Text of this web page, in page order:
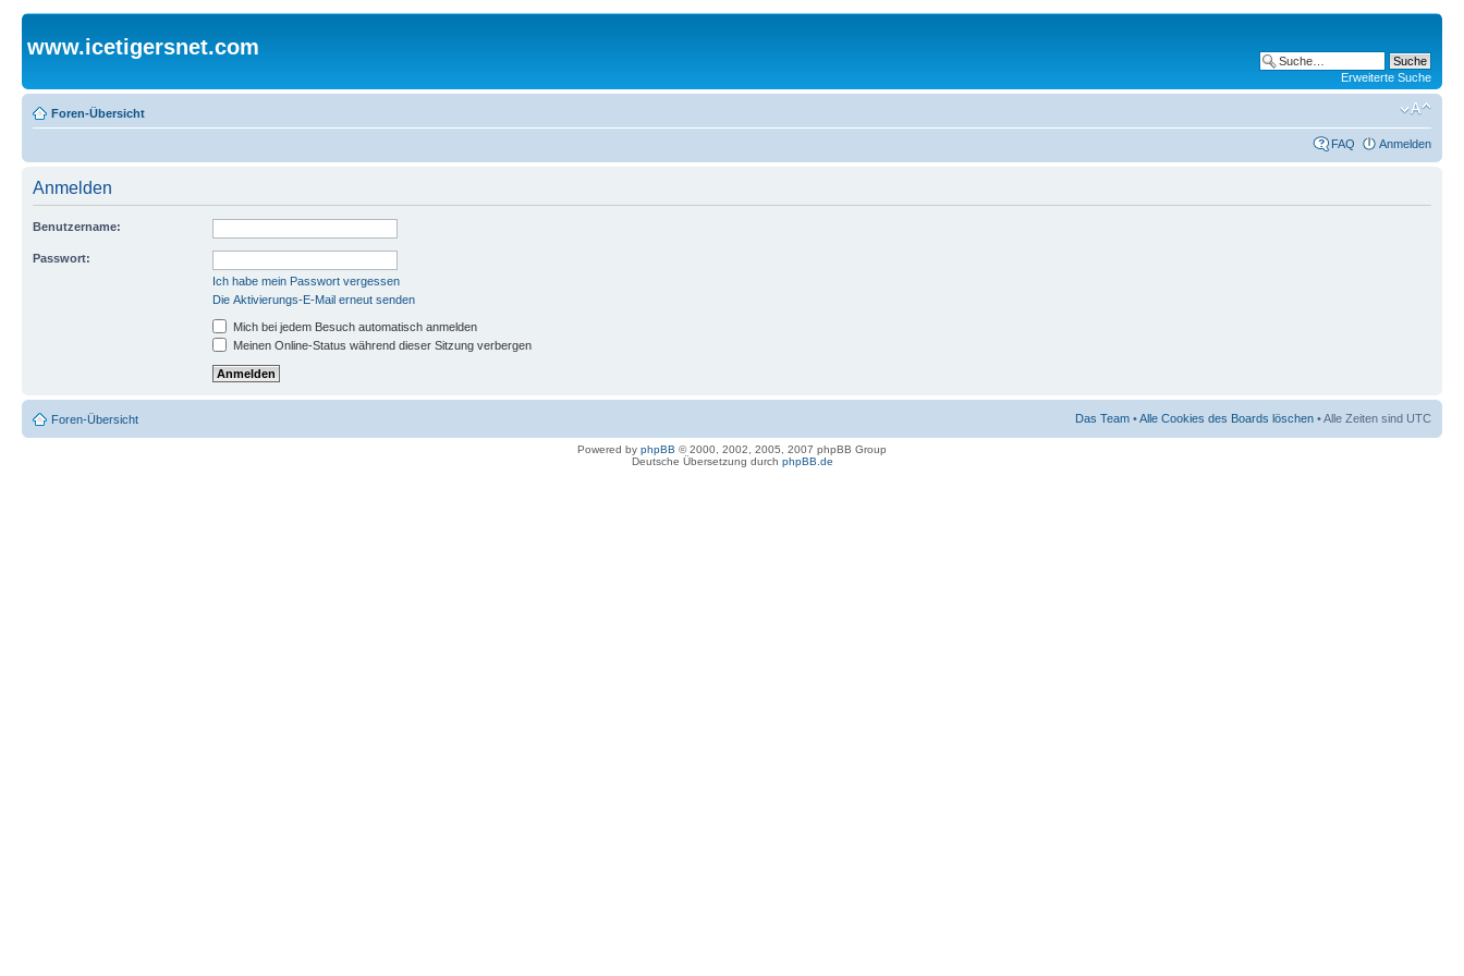
www.icetigersnet.com
Erweiterte Suche
Foren-Übersicht
FAQ Anmelden
Anmelden
Benutzername:
Passwort:
Ich habe mein Passwort vergessen
Die Aktivierungs-E-Mail erneut senden
Mich bei jedem Besuch automatisch anmelden
Meinen Online-Status während dieser Sitzung verbergen
Foren-Übersicht Das Team •Alle Cookies des Boards löschen • Alle Zeiten sind UTC
Powered by phpBB © 2000, 2002, 2005, 2007 phpBB Group
Deutsche Übersetzung durch phpBB.de